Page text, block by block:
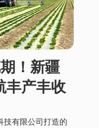
！新疆
丰产丰收
技有限公司打造的